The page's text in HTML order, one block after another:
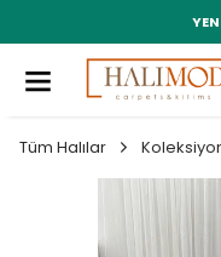
Tüm Halılar